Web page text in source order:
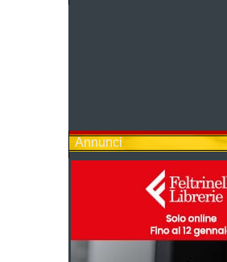
Annunci